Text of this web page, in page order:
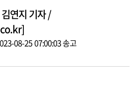
연지 기자 /
08-25 07:00:03 송고